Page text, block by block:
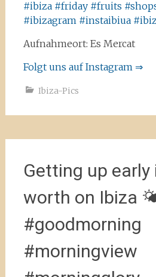
Aufnahmeort: Es Mercat
Folgt uns auf Instagram ⇒
Ibiza-Pics
Getting up early
worth on Ibiza
#goodmorning
#morningview